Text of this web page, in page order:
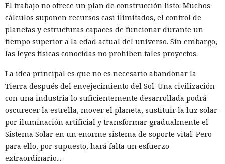
sistemas avanzados por un periodo de hasta 30 días antes
de su lanzamiento o de su transferencia a otros socios de
confianza.
Durante ese tiempo, especialistas gubernamentales
programas o ayudar a llevar a cabo ciberataques complejos.
En la revisión participan el Departamento del Tesoro de EE.
UU., la Agencia de Seguridad Nacional y la Agencia de
Seguridad de Infraestructura y Ciberseguridad de EE. UU.
(CISA).
La metodología de pruebas y los umbrales permanecerán
clasificados. Los desarrolladores recibirán la información
El trabajo no ofrece un plan de construcción listo. Muchos
cálculos suponen recursos casi ilimitados, el control de
planetas y estructuras capaces de funcionar durante un
tiempo superior a la edad actual del universo. Sin embargo,
las leyes físicas conocidas no prohíben tales proyectos.
La idea principal es que no es necesario abandonar la
Tierra después del envejecimiento del Sol. Una civilización
con una industria lo suficientemente desarrollada podrá
oscurecer la estrella, mover el planeta, sustituir la luz solar
por iluminación artificial y transformar gradualmente el
Sistema Solar en un enorme sistema de soporte vital. Pero
para ello, por supuesto, hará falta un esfuerzo
extraordinario...